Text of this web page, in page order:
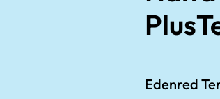
Edenred